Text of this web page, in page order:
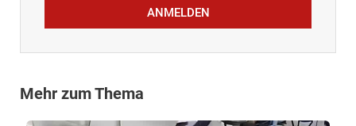
ANMELDEN
Mehr zum Thema